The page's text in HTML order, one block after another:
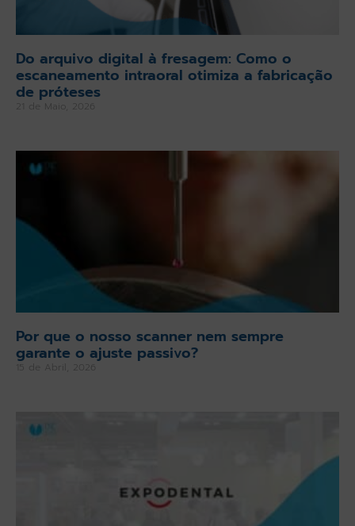
Do arquivo digital à fresagem: Como o
escaneamento intraoral otimiza a fabricação
de próteses
21 de Maio, 2026
Por que o nosso scanner nem sempre
garante o ajuste passivo?
15 de Abril, 2026